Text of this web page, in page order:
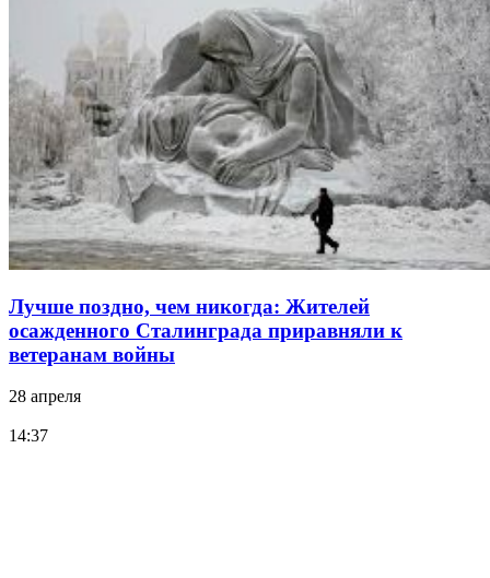
Лучше поздно, чем никогда: Жителей
осажденного Сталинграда приравняли к
ветеранам войны
28 апреля
14:37